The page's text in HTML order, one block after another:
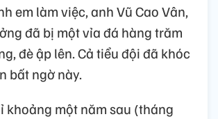
em làm việc, anh Vũ Cao Vân,
đã bị một vỉa đá hàng trăm
đè ập lên. Cả tiểu đội đã khóc
bất ngờ này.
khoảng một năm sau (tháng